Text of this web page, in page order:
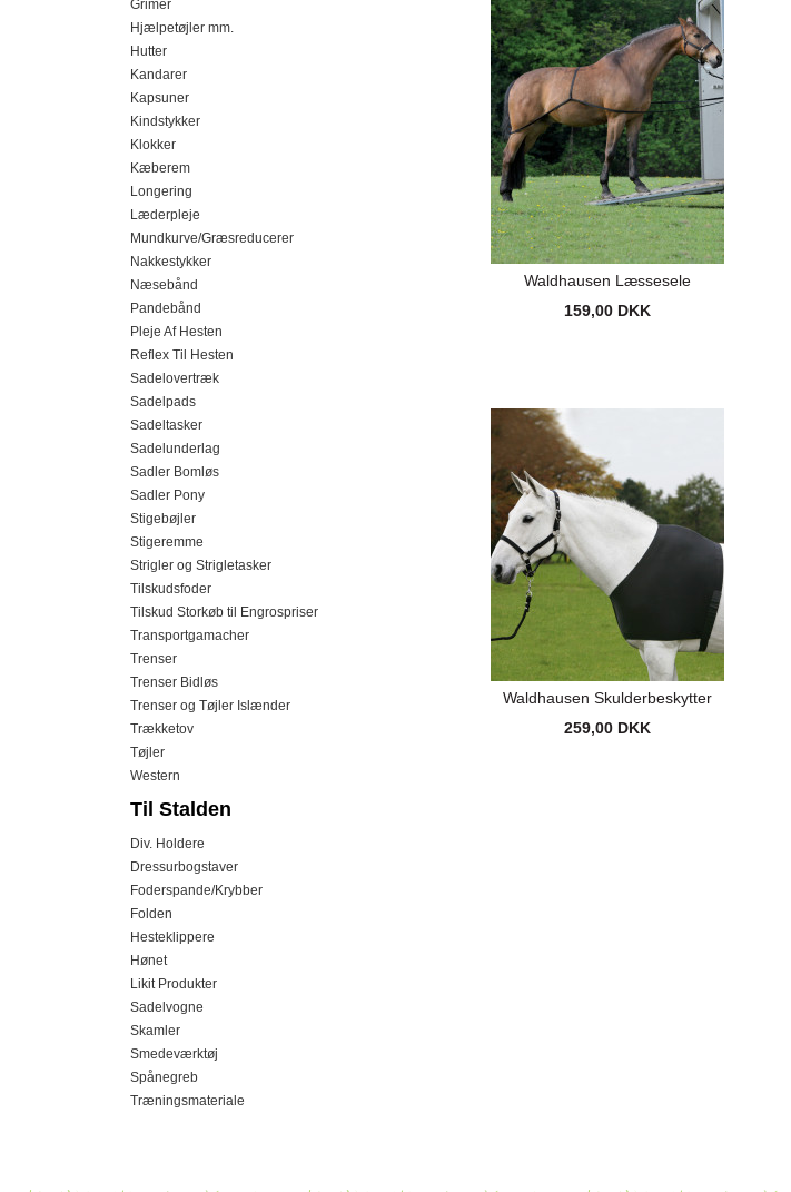
Grimer
Hjælpetøjler mm.
Hutter
Kandarer
Kapsuner
Kindstykker
Klokker
Kæberem
Longering
Læderpleje
Mundkurve/Græsreducerer
Nakkestykker
Næsebånd
Pandebånd
Pleje Af Hesten
Reflex Til Hesten
Sadelovertræk
Sadelpads
Sadeltasker
Sadelunderlag
Sadler Bomløs
Sadler Pony
Stigebøjler
Stigeremme
Strigler og Strigletasker
Tilskudsfoder
Tilskud Storkøb til Engrospriser
Transportgamacher
Trenser
Trenser Bidløs
Trenser og Tøjler Islænder
Trækketov
Tøjler
Western
Til Stalden
Div. Holdere
Dressurbogstaver
Foderspande/Krybber
Folden
Hesteklippere
Hønet
Likit Produkter
Sadelvogne
Skamler
Smedeværktøj
Spånegreb
Træningsmateriale
Waldhausen Læssesele
159,00 DKK
Waldhausen Skulderbeskytter
259,00 DKK